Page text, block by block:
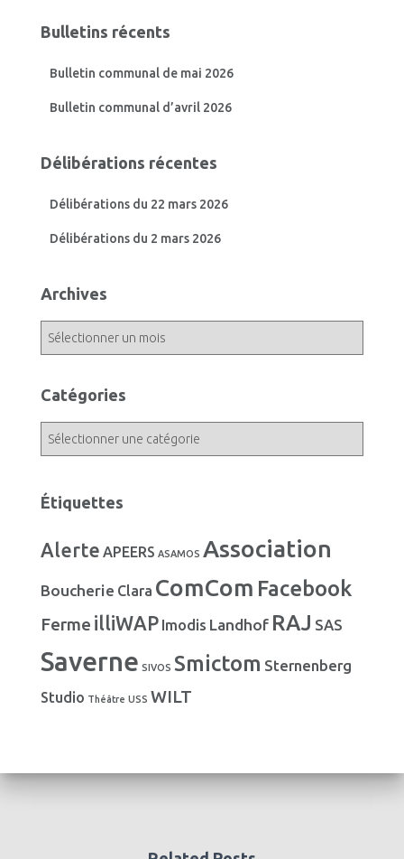
Bulletins récents
Bulletin communal de mai 2026
Bulletin communal d’avril 2026
Délibérations récentes
Délibérations du 22 mars 2026
Délibérations du 2 mars 2026
Archives
h
Catégories
é
g
r
e
Étiquettes
Alerte APEERS ASAMOS Association
Boucherie Clara ComCom Facebook
Ferme illiWAP Imodis Landhof RAJ SAS
Saverne SIVOS Smictom Sternenberg
Studio Théâtre USS WILT